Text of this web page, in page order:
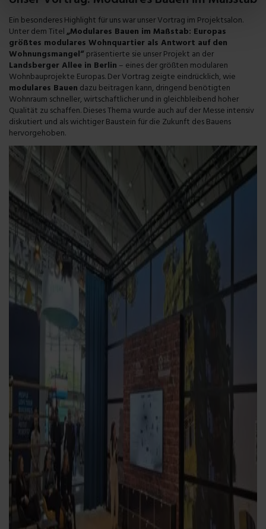
Ein besonderes Highlight für uns war unser Vortrag im Projektsalon.
Unter dem Titel„Modulares Bauen im Maßstab: Europas
größtes modulares Wohnquartier als Antwort auf den
Wohnungsmangel“präsentierte sie unser Projekt an der
Landsberger Allee in Berlin– eines der größten modularen
Wohnbauprojekte Europas. Der Vortrag zeigte eindrücklich, wie
modulares Bauendazu beitragen kann, dringend benötigten
Wohnraum schneller, wirtschaftlicher und in gleichbleibend hoher
Qualität zu schaffen. Dieses Thema wurde auch auf der Messe intensiv
diskutiert und als wichtiger Baustein für die Zukunft des Bauens
hervorgehoben.